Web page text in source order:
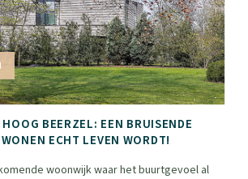
BEERZEL: EEN BRUISENDE
ECHT LEVEN WORDT!
woonwijk waar het buurtgevoel al